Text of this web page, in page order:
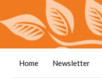
Home Newsletter